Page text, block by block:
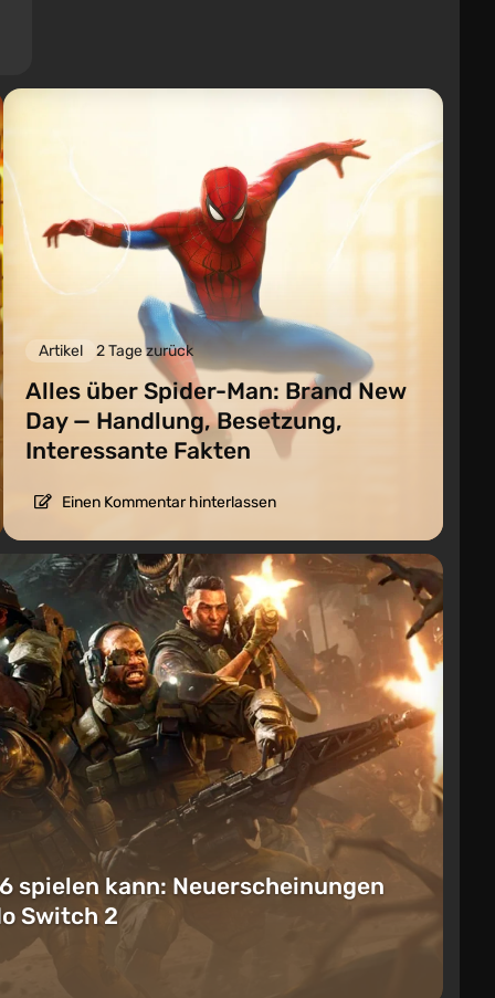
Artikel 2 Tage zurück
Alles über Spider-Man: Brand New
Day — Handlung, Besetzung,
Interessante Fakten
Einen Kommentar hinterlassen
spielen kann: Neuerscheinungen
Switch 2